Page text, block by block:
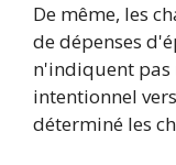
De même, les
de dépenses
n'indiquent pas
intentionnel
déterminé les